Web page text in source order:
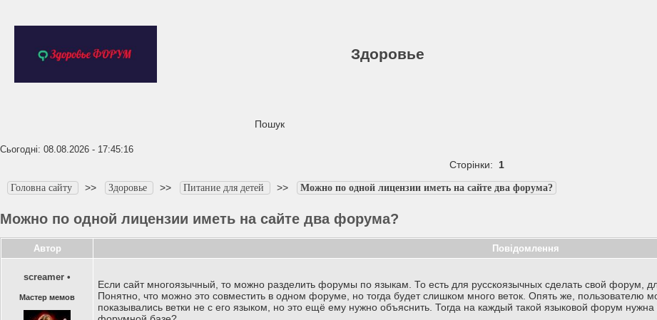
Здоровье
Пошук
Сьогодні: 08.08.2026 - 17:45:16
Сторінки: 1
Головна сайту >> Здоровье >> Питание для детей >> Можно по одной лицензии иметь на сайте два форума?
Можно по одной лицензии иметь на сайте два форума?
Автор Повідомлення
screamer •
Мастер мемов
Если сайт многоязычный, то можно разделить форумы по языкам. То есть для русскоязычных сделать свой форум,
Понятно, что можно это совместить в одном форуме, но тогда будет слишком много веток. Опять же, пользователю
показывались ветки не с его языком, но это ещё ему нужно объяснить. Тогда на каждый такой языковой форум